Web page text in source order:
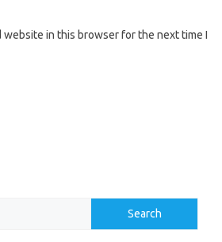
website in this browser for the next time I
Search